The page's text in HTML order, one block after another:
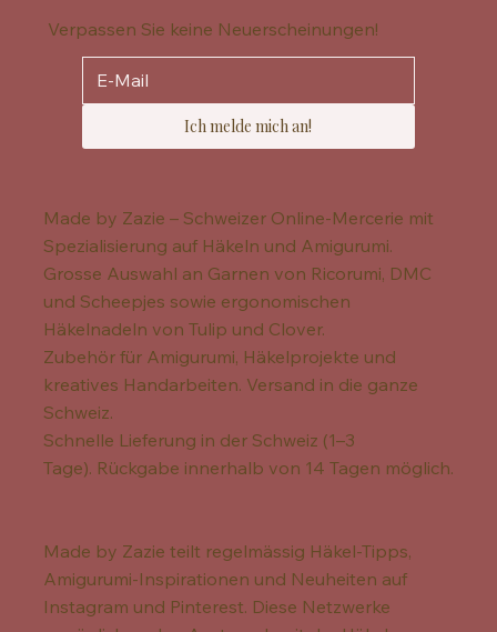
Verpassen Sie keine Neuerscheinungen!
Ich melde mich an!
Made by Zazie – Schweizer Online-Mercerie mit
Spezialisierung auf Häkeln und Amigurumi.
Grosse Auswahl an Garnen von Ricorumi, DMC
und Scheepjes sowie ergonomischen
Häkelnadeln von Tulip und Clover.
Zubehör für Amigurumi, Häkelprojekte und
kreatives Handarbeiten. Versand in die ganze
Schweiz.
Schnelle Lieferung in der Schweiz (1–3
Tage). Rückgabe innerhalb von 14 Tagen möglich.
Made by Zazie teilt regelmässig Häkel-Tipps,
Amigurumi-Inspirationen und Neuheiten auf
Instagram und Pinterest. Diese Netzwerke